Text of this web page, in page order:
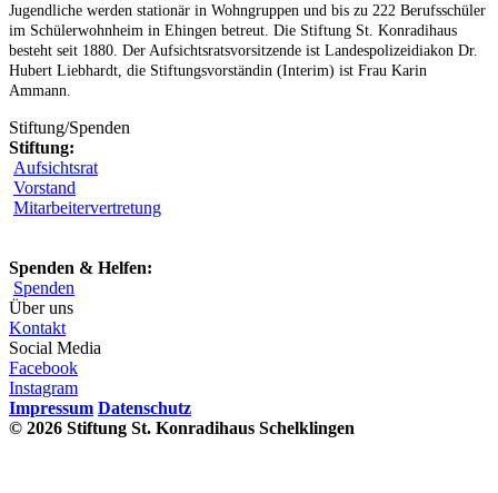
Jugendliche werden stationär in Wohngruppen und bis zu 222 Berufsschüler
im Schülerwohnheim in Ehingen betreut. Die Stiftung St. Konradihaus
besteht seit 1880. Der Aufsichtsratsvorsitzende ist Landespolizeidiakon Dr.
Hubert Liebhardt, die Stiftungsvorständin (Interim) ist Frau Karin
Ammann.
Stiftung/Spenden
Stiftung:
Aufsichtsrat
Vorstand
Mitarbeitervertretung
Spenden & Helfen:
Spenden
Über uns
Kontakt
Social Media
Facebook
Instagram
Impressum Datenschutz
© 2026 Stiftung St. Konradihaus Schelklingen